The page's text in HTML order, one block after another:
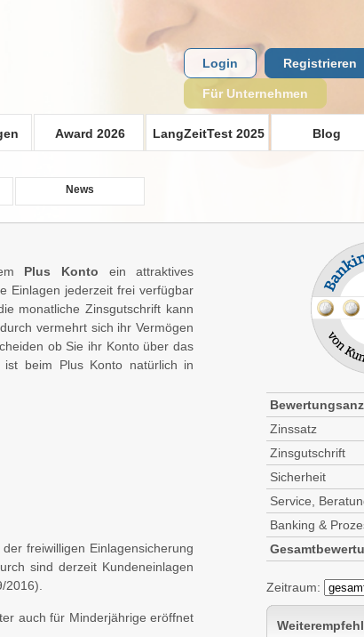
Award 2026 LangZeitTest 2025 Blog
Login Registrieren
Für Unternehmen
News
Plus Konto ein attraktives
Einlagen jederzeit frei verfügbar
monatliche Zinsgutschrift kann
vermehrt sich ihr Vermögen
ob Sie ihr Konto über das
ist beim Plus Konto natürlich in
freiwilligen Einlagensicherung
sind derzeit Kundeneinlagen
auch für Minderjährige eröffnet
Zinssatz
Zinsgutschrift
Sicherheit
Service,
Banking &
Zeitraum: